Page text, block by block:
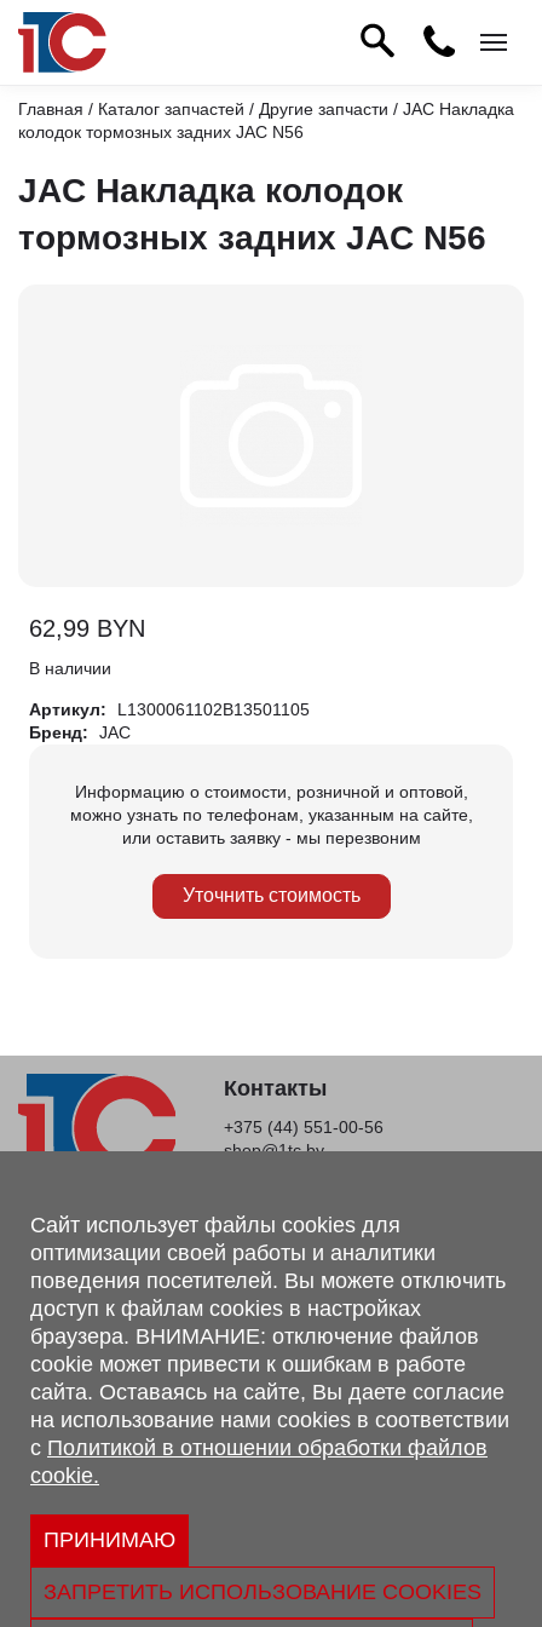
Главная / Каталог запчастей / Другие запчасти / JAC Накладка
колодок тормозных задних JAC N56
JAC Накладка колодок
тормозных задних JAC N56
62,99 BYN
В наличии
Артикул:
L1300061102B13501105
Бренд:
JAC
Информацию о стоимости, розничной и оптовой,
можно узнать по телефонам, указанным на сайте,
или оставить заявку - мы перезвоним
Уточнить стоимость
Контакты
+375 (44) 551-00-56
shop@1tc.by
Магазин, склад
г. Минск, Минский р-н, п. Привольный, ул. Мира, 20А,
223062
г. Брест, ул. Лейтенанта Рябцева, 108 В, 224701
Обращаем Ваше внимание, что вся предоставленная на сайте
информация, касающаяся комплектаций, технических
характеристик, цветовых сочетаний, а также стоимости и
сервисного обслуживания носит информационный характер и
не является публичной офертой, определяемой п.2 ст.407
Гражданского кодекса Республики Беларусь.
Политика обработки персональных данных
Политикой в отношении обработки файлов cookie.
Сайт использует файлы cookies для
оптимизации своей работы и аналитики
поведения посетителей. Вы можете отключить
доступ к файлам cookies в настройках
браузера. ВНИМАНИЕ: отключение файлов
cookie может привести к ошибкам в работе
сайта. Оставаясь на сайте, Вы даете согласие
на использование нами cookies в соответствии
с Политикой в отношении обработки файлов
cookie.
ПРИНИМАЮ
ЗАПРЕТИТЬ ИСПОЛЬЗОВАНИЕ COOKIES